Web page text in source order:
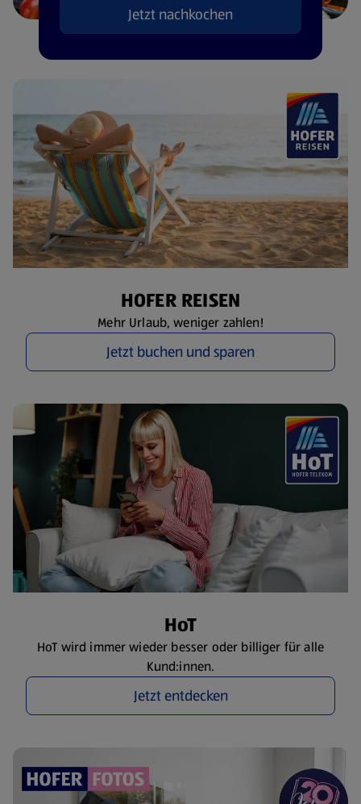
Jetzt nachkochen
HOFER REISEN
Mehr Urlaub, weniger zahlen!
Jetzt buchen und sparen
HoT
HoT wird immer wieder besser oder billiger für alle
Kund:innen.
Jetzt entdecken